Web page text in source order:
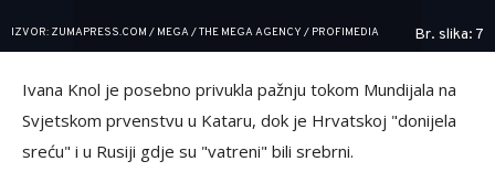
IZVOR: ZUMAPRESS.COM / MEGA / THE MEGA AGENCY / PROFIMEDIA Br. slika: 7
Ivana Knol je posebno privukla pažnju tokom Mundijala na
Svjetskom prvenstvu u Kataru, dok je Hrvatskoj "donijela
sreću" i u Rusiji gdje su "vatreni" bili srebrni.